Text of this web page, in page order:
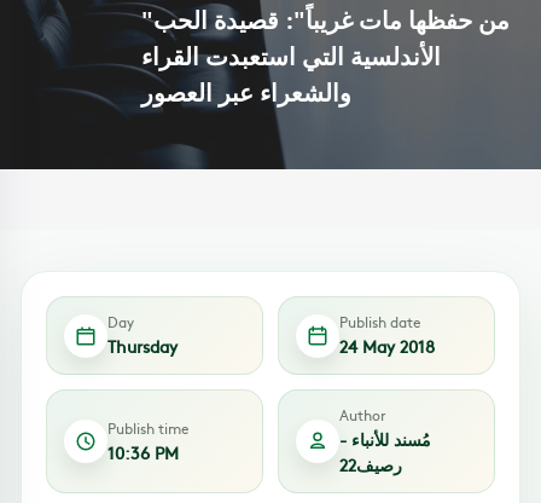
"من حفظها مات غريباً": قصيدة الحب
الأندلسية التي استعبدت القراء
والشعراء عبر العصور
Day
Thursday
Publish date
24 May 2018
Publish time
10:36 PM
Author
مُسند للأنباء -
رصيف22